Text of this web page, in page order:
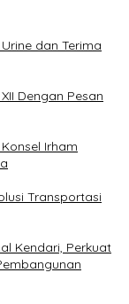
dan Terima
Dengan Pesan
Irham
Transportasi
Kendari, Perkuat